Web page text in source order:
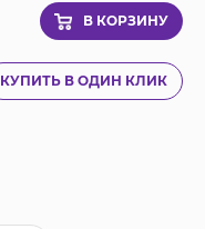
В КОРЗИНУ
КУПИТЬ В ОДИН КЛИК